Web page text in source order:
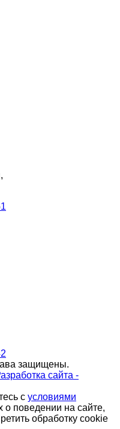
защищены.
сайта -
с условиями
поведении на сайте,
обработку cookie